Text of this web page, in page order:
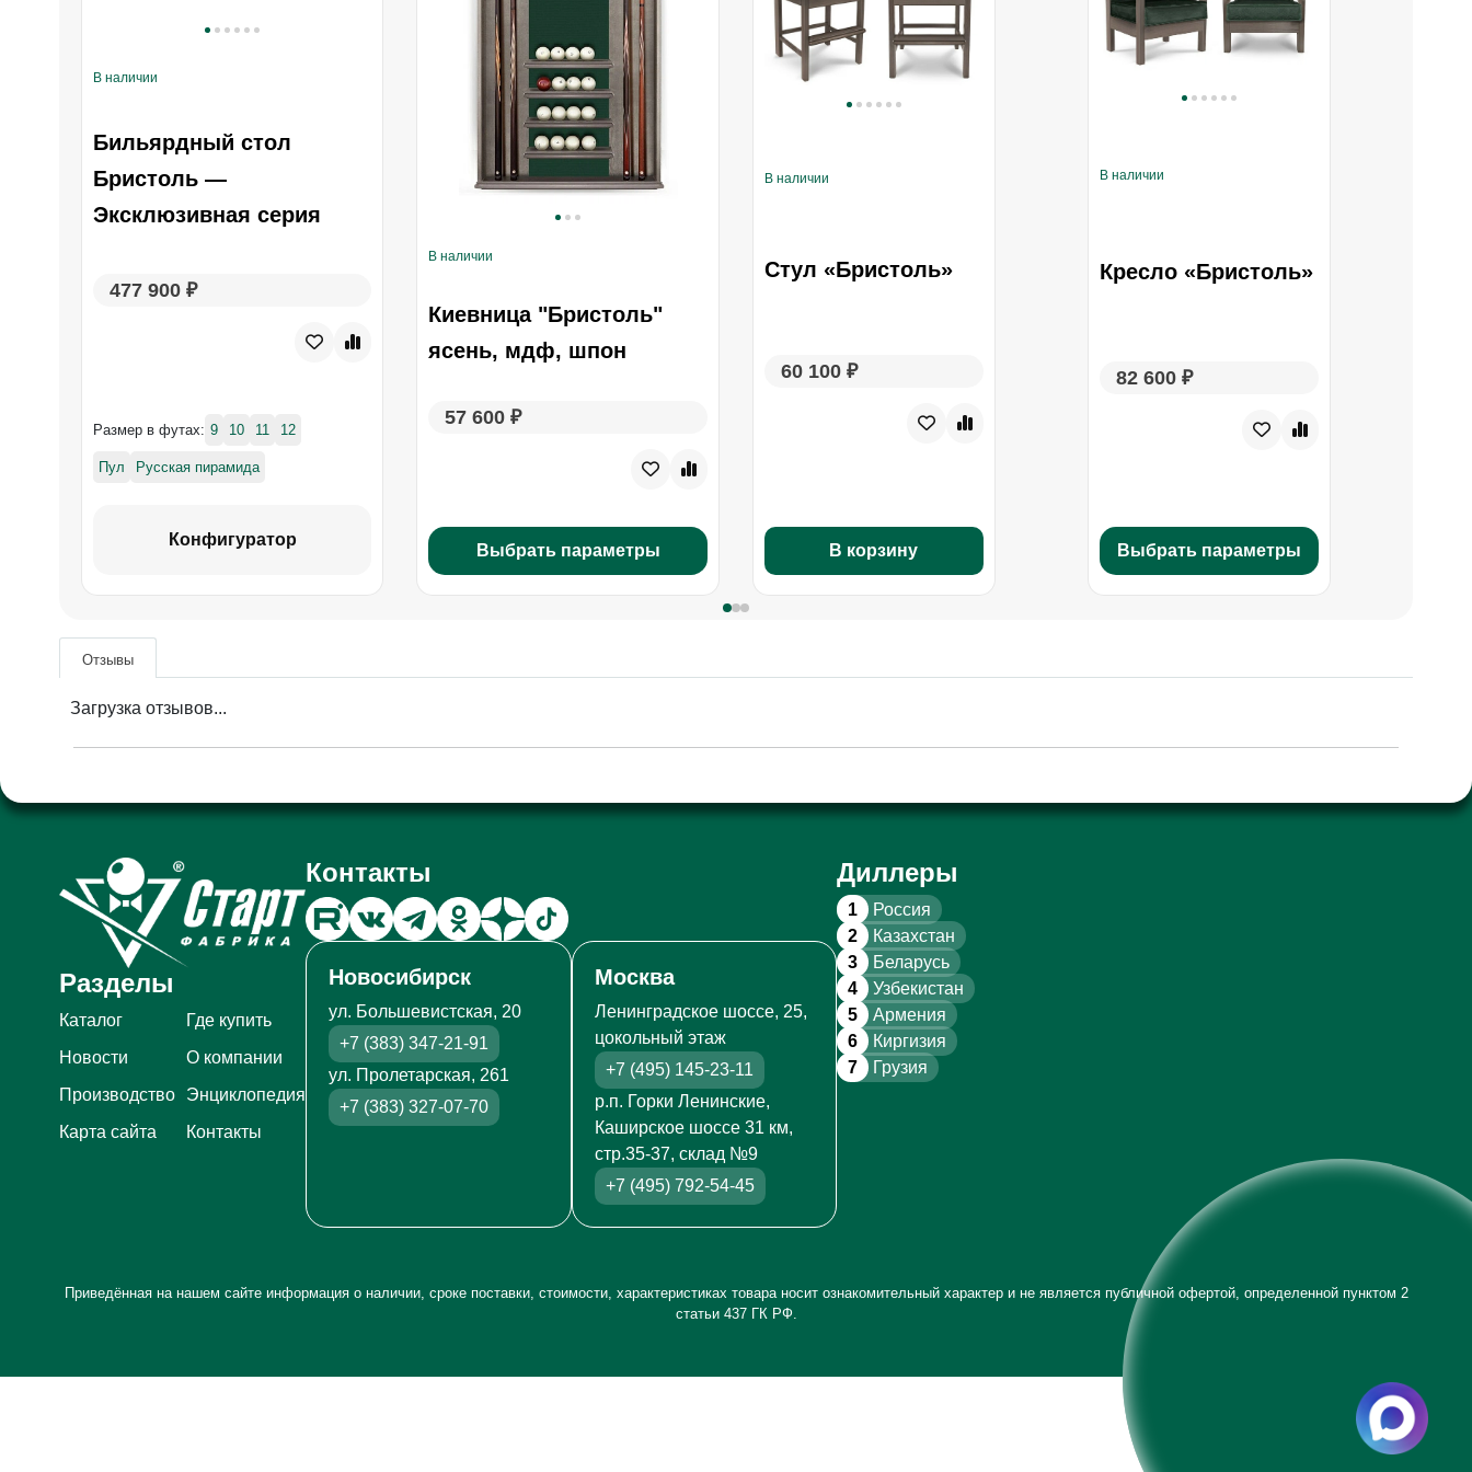
В наличии
Бильярдный стол
Бристоль —
Эксклюзивная серия
477 900 ₽
Размер в футах: 9 10 11 12
Пул Русская пирамида
Конфигуратор
В наличии
Киевница "Бристоль"
ясень, мдф, шпон
57 600 ₽
Выбрать параметры
В наличии
Стул «Бристоль»
60 100 ₽
В корзину
В наличии
Кресло «Бристоль»
82 600 ₽
Выбрать параметры
Отзывы
Загрузка отзывов...
Разделы
Каталог
Где купить
Новости
О компании
Производство
Энциклопедия
Карта сайта
Контакты
Контакты
Новосибирск
ул. Большевистская, 20
+7 (383) 347-21-91
ул. Пролетарская, 261
+7 (383) 327-07-70
Москва
Ленинградское шоссе, 25,
цокольный этаж
+7 (495) 145-23-11
р.п. Горки Ленинские,
Каширское шоссе 31 км,
стр.35-37, склад №9
+7 (495) 792-54-45
Диллеры
1
Россия
2
Казахстан
3
Беларусь
4
Узбекистан
5
Армения
6
Киргизия
7
Грузия
Приведённая на нашем сайте информация о наличии, сроке поставки, стоимости, характеристиках товара носит ознакомительный характер и не является публичной офертой, определенной пунктом 2
статьи 437 ГК РФ.